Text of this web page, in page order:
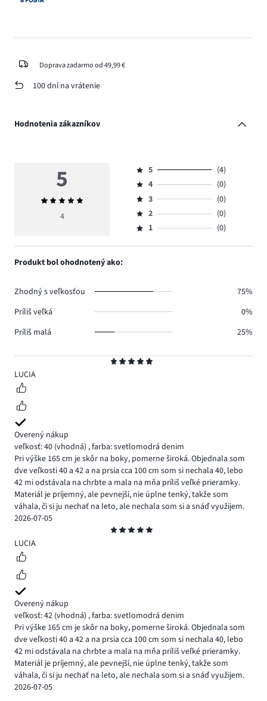
Doprava zadarmo od 49,99 €
100 dní na vrátenie
Hodnotenia zákazníkov
5LUCIA
Overený nákup
veľkosť: 40 (vhodná) ,farba: svetlomodrá denim
Pri výške 165 cm je skôr na boky, pomerne široká. Objednala som
dve veľkosti 40 a 42 a na prsia cca 100 cm som si nechala 40, lebo
42 mi odstávala na chrbte a mala na mňa príliš veľké prieramky.
Materiál je príjemný, ale pevnejší, nie úplne tenký, takže som
váhala, či si ju nechať na leto, ale nechala som si a snáď využijem.
2026-07-05
5LUCIA
Overený nákup
veľkosť: 42 (vhodná) ,farba: svetlomodrá denim
Pri výške 165 cm je skôr na boky, pomerne široká. Objednala som
dve veľkosti 40 a 42 a na prsia cca 100 cm som si nechala 40, lebo
42 mi odstávala na chrbte a mala na mňa príliš veľké prieramky.
Materiál je príjemný, ale pevnejší, nie úplne tenký, takže som
váhala, či si ju nechať na leto, ale nechala som si a snáď využijem.
2026-07-05
5
Priemerné
hodnotenie
4
Hodnotenie
5,
počet
hlasov
4.
5
(4)
Hodnotenie
4,
počet
hlasov
4
(0)
Hodnotenie
3,
počet
3
(0)
Hodnotenie
2,
2
(0)
Hodnotenie
1,
1 (0)
Produkt bol ohodnotený ako:
Zhodný s veľkosťou
75%
Príliš veľká
0%
Príliš malá
25%